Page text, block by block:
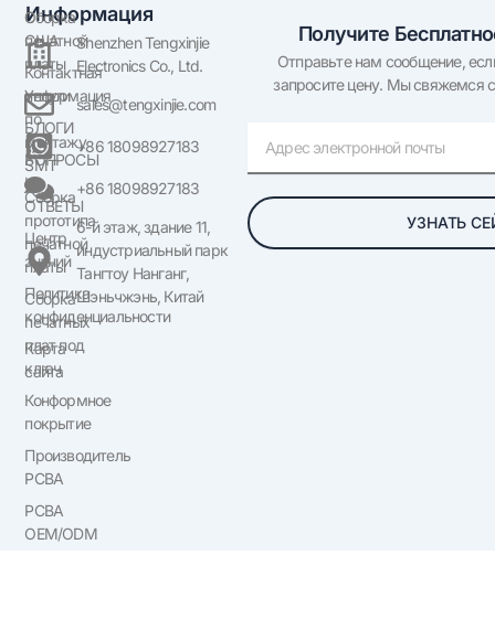
О
США
Контактная
информация
БЛОГИ
ВОПРОСЫ
И
ОТВЕТЫ
Центр
знаний
Политика
конфиденциальности
Карта
сайта
Сборка
печатной
платы
Услуги
по
монтажу
SMT
Сборка
прототипа
печатной
платы
Сборка
печатных
плат под
ключ
Конформное
покрытие
Производитель
PCBA
PCBA
OEM/ODM
Информация
Shenzhen Tengxinjie
Electronics Co., Ltd.
sales@tengxinjie.com
+86 18098927183
+86 18098927183
6-й этаж, здание 11,
индустриальный парк
Тангтоу Нанганг,
Шэньчжэнь, Китай
Получите
Отправьте нам сообщение,
запросите цену. Мы свяжемся
почта
УЗНАТЬ